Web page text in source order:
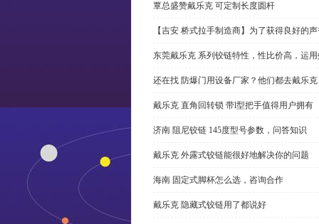
覃总盛赞戴乐克 可定制长度圆杆
【吉安 桥式拉手制造商】为了获得良好的
东莞戴乐克 系列铰链特性，性比价高，运
还在找 防爆门用设备厂家？他们都去戴乐克
戴乐克 直角回转锁 带l型把手值得用户拥有
济南 阻尼铰链 145度型号参数，问答知识
戴乐克 外露式铰链能很好地解决你的问题
海南 固定式脚杯怎么选，咨询合作
戴乐克 隐藏式铰链用了都说好